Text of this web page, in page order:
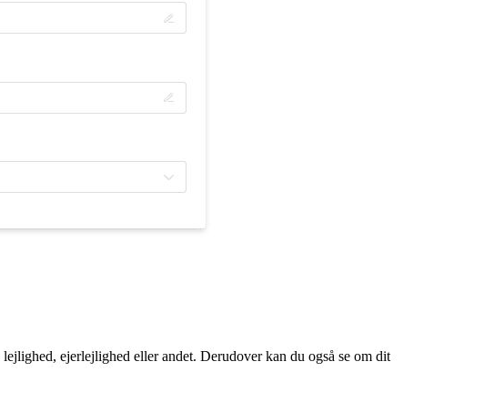
ejerlejlighed eller andet. Derudover kan du også se om dit